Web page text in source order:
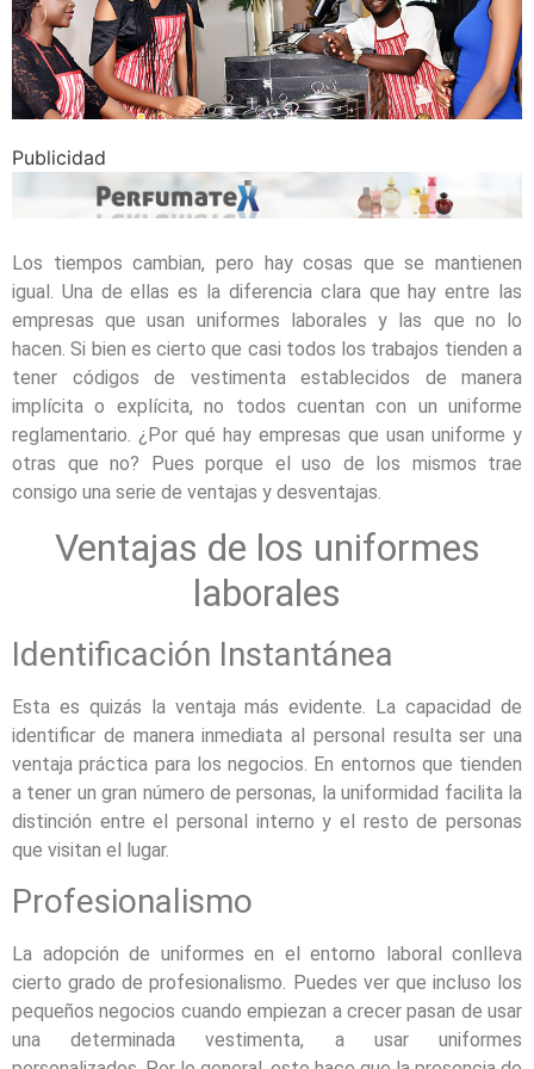
Publicidad
Los tiempos cambian, pero hay cosas que se mantienen
igual. Una de ellas es la diferencia clara que hay entre las
empresas que usan uniformes laborales y las que no lo
hacen. Si bien es cierto que casi todos los trabajos tienden a
tener códigos de vestimenta establecidos de manera
implícita o explícita, no todos cuentan con un uniforme
reglamentario. ¿Por qué hay empresas que usan uniforme y
otras que no? Pues porque el uso de los mismos trae
consigo una serie de ventajas y desventajas.
Ventajas de los uniformes
laborales
Identificación Instantánea
Esta es quizás la ventaja más evidente. La capacidad de
identificar de manera inmediata al personal resulta ser una
ventaja práctica para los negocios. En entornos que tienden
a tener un gran número de personas, la uniformidad facilita la
distinción entre el personal interno y el resto de personas
que visitan el lugar.
Profesionalismo
La adopción de uniformes en el entorno laboral conlleva
cierto grado de profesionalismo. Puedes ver que incluso los
pequeños negocios cuando empiezan a crecer pasan de usar
una determinada vestimenta, a usar uniformes